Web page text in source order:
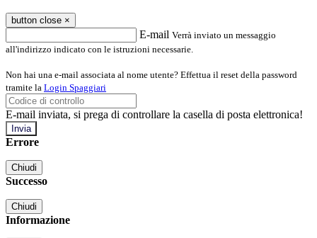
button close ×
E-mail Verrà inviato un messaggio
all'indirizzo indicato con le istruzioni necessarie.
Non hai una e-mail associata al nome utente? Effettua il reset della password
tramite la Login Spaggiari
E-mail inviata, si prega di controllare la casella di posta elettronica!
Errore
Chiudi
Successo
Chiudi
Informazione